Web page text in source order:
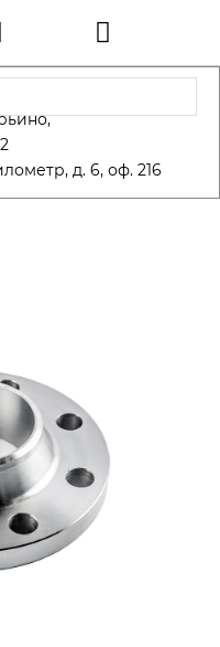
10-15
д. 6, оф. 216